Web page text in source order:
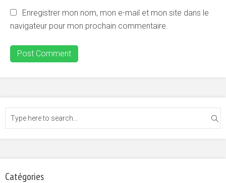
Enregistrer mon nom, mon e-mail et mon site dans le
navigateur pour mon prochain commentaire.
Catégories